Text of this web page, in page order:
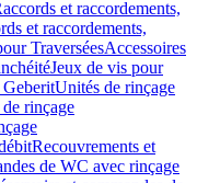
et raccordements,
et raccordements,
TraverséesAccessoires
Jeux de vis pour
GeberitUnités de rinçage
rinçage
Recouvrements et
de WC avec rinçage